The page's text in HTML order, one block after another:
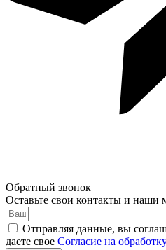
Обратный звонок
Оставьте свои контакты и наши
Отправляя данные, вы
даете свое Согласие на